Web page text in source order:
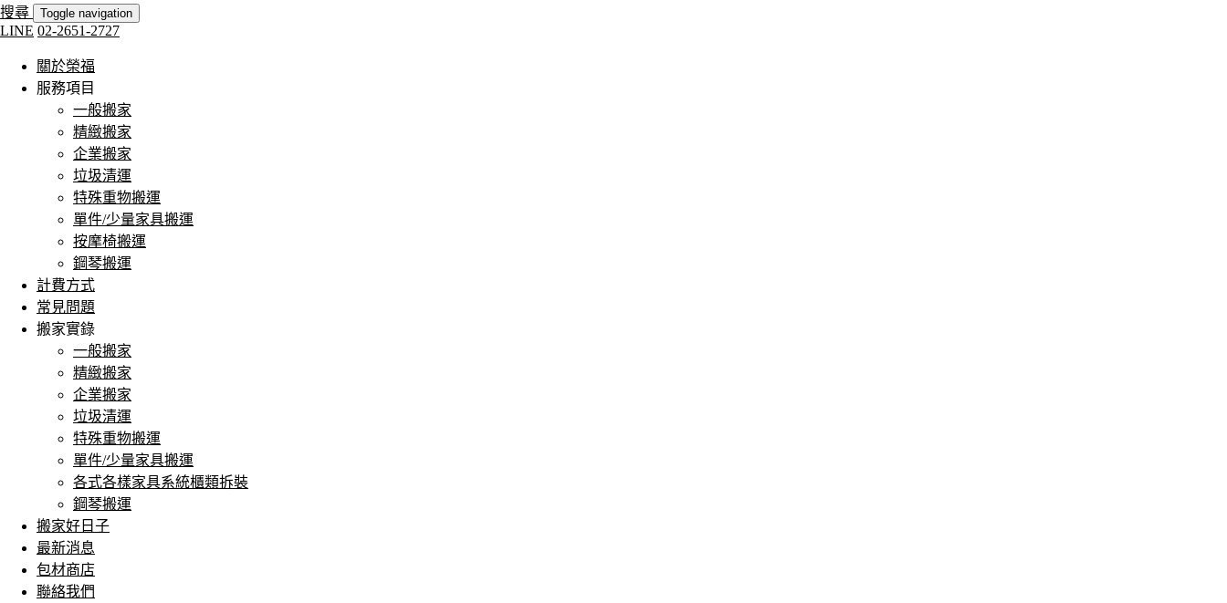
搜尋 Toggle navigation
LINE 02-2651-2727
關於榮福
服務項目
一般搬家
精緻搬家
企業搬家
垃圾清運
特殊重物搬運
單件/少量家具搬運
按摩椅搬運
鋼琴搬運
計費方式
常見問題
搬家實錄
一般搬家
精緻搬家
企業搬家
垃圾清運
特殊重物搬運
單件/少量家具搬運
各式各樣家具系統櫃類拆裝
鋼琴搬運
搬家好日子
最新消息
包材商店
聯絡我們